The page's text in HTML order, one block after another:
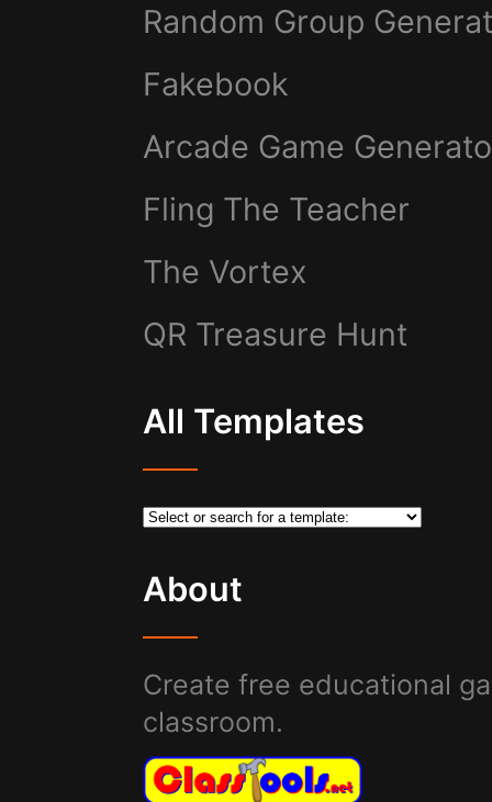
Random Group
Fakebook
Arcade Game
Fling The Teacher
The Vortex
QR Treasure Hunt
All Templates
About
Create free educational
classroom.